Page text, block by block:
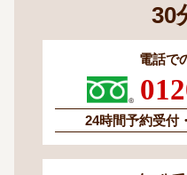
30
電話で
24時間予約受付・